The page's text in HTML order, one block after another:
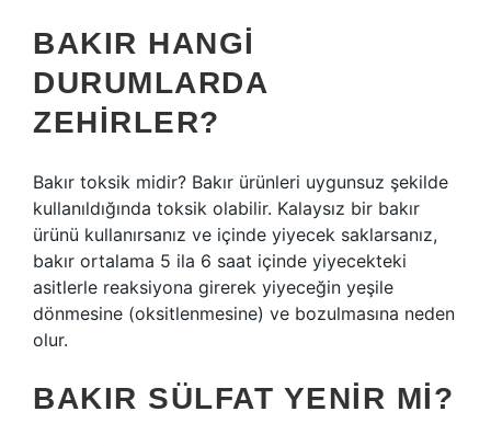
BAKIR HANGI
DURUMLARDA
ZEHIRLER?
Bakır toksik midir? Bakır ürünleri uygunsuz şekilde
kullanıldığında toksik olabilir. Kalaysız bir bakır
ürünü kullanırsanız ve içinde yiyecek saklarsanız,
bakır ortalama 5 ila 6 saat içinde yiyecekteki
asitlerle reaksiyona girerek yiyeceğin yeşile
dönmesine (oksitlenmesine) ve bozulmasına neden
olur.
BAKIR SÜLFAT YENIR MI?